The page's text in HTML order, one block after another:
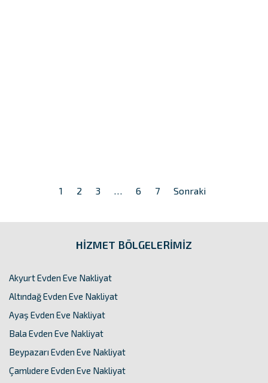
1 2 3 6 7 Sonraki
HİZMET BÖLGELERİMİZ
Akyurt Evden Eve Nakliyat
Altındağ Evden Eve Nakliyat
Ayaş Evden Eve Nakliyat
Bala Evden Eve Nakliyat
Beypazarı Evden Eve Nakliyat
Çamlıdere Evden Eve Nakliyat